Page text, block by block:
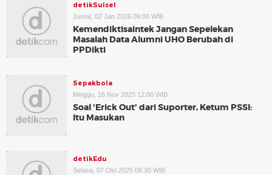
detikSulsel
Jumat, 02 Jan 2026 09:00 WIB
Kemendiktisaintek Jangan Sepelekan
Masalah Data Alumni UHO Berubah di
PPDikti
Sepakbola
Minggu, 16 Nov 2025 12:00 WIB
Soal 'Erick Out' dari Suporter, Ketum PSSI:
Itu Masukan
detikEdu
Selasa, 07 Okt 2025 06:30 WIB